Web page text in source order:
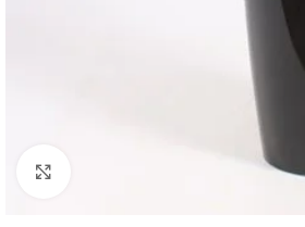
Spustelėkite norėdami padidinti